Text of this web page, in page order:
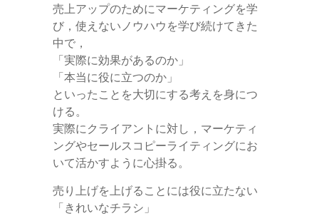
売上アップのためにマーケティングを学
び，使えないノウハウを学び続けてきた
中で，
「実際に効果があるのか」
「本当に役に立つのか」
といったことを大切にする考えを身につ
ける。
実際にクライアントに対し，マーケティ
ングやセールスコピーライティングにお
いて活かすように心掛る。
売り上げを上げることには役に立たない
「きれいなチラシ」